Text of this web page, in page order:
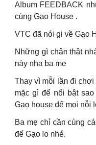
Album FEEDBACK
cùng Gạo House .
VTC đã nói gi về Gạo
Những gì chân thật
này nha ba mẹ
Thay vì mỗi lần đi
mặc gì để nổi bật
Gạo house để mọi nỗi
Ba mẹ chỉ cần cùng
để Gạo lo nhé.